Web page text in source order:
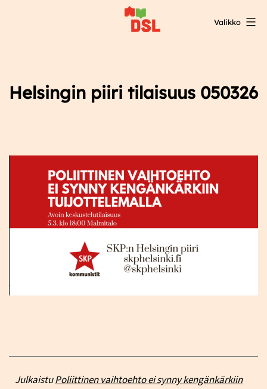
Valikko
Helsingin piiri tilaisuus 050326
JulkaistuPoliittinen vaihtoehto ei synny kengänkärkiin